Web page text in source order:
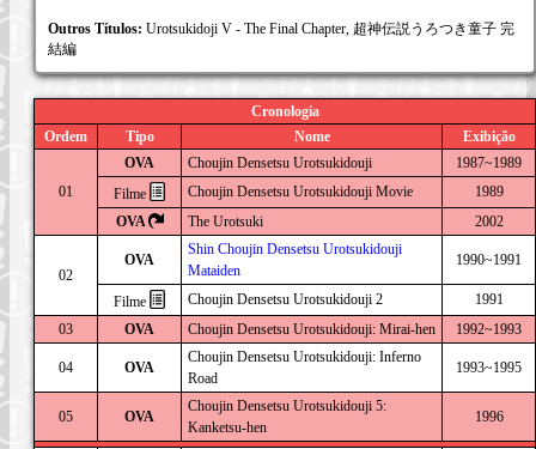
Outros Títulos: Urotsukidoji V - The Final Chapter, 超神伝説うろつき童子 完
結編
Cronologia
Ordem
Tipo Nome Exibição
01
OVA Choujin Densetsu Urotsukidouji
1987~1989
Filme
Choujin Densetsu Urotsukidouji Movie
1989
OVA
The Urotsuki 2002
02
OVA
Shin Choujin Densetsu Urotsukidouji
Mataiden
1990~1991
Filme Choujin Densetsu Urotsukidouji 2
1991
03
OVA Choujin Densetsu Urotsukidouji: Mirai-hen 1992~1993
04 OVA
Choujin Densetsu Urotsukidouji: Inferno
Road
1993~1995
05 OVA
Choujin Densetsu Urotsukidouji 5:
Kanketsu-hen
1996